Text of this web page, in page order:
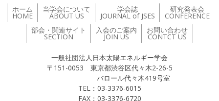
ホーム
HOME
当学会について
ABOUT US
学会誌
JOURNAL of JSES
研究発表会
CONFERENCE
部会・関連サイト
SECTION
入会のご案内
JOIN US
お問い合わせ
CONTCT US
一般社団法人日本太陽エネルギー学会
〒151-0053 東京都渋谷区代々木2-26-5
バロール代々木419号室
TEL：03-3376-6015
FAX：03-3376-6720